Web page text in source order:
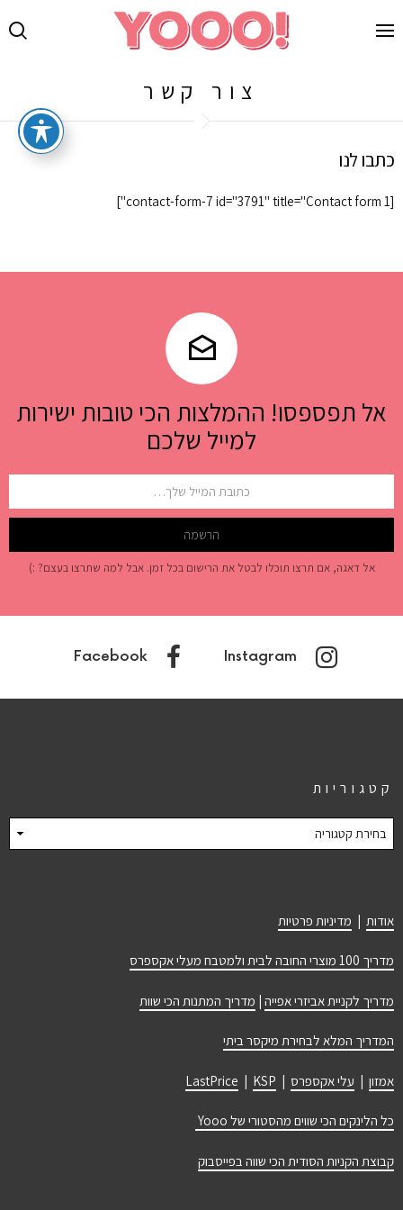
צור קשר
כתבו לנו
[contact-form-7 id="3791" title="Contact form 1"]
אל תפספסו! ההמלצות הכי טובות ישירות
למייל שלכם
אל דאגה, אם תרצו תוכלו לבטל את הרישום בכל זמן. אבל למה שתרצו בעצם? :)
Instagram
Facebook
קטגוריות
קטגוריות
אודות | מדיניות פרטיות
מדריך 100 מוצרי החובה לבית ולמטבח מעלי אקספרס
מדריך לקניית אביזרי אפייה | מדריך המתנות הכי שוות
המדריך המלא לבחירת מיקסר ביתי
אמזון | עלי אקספרס |
LastPrice | KSP
כל הלינקים הכי שווים מהסטורי של Yooo
קבוצת הקניות הסודית הכי שווה בפייסבוק